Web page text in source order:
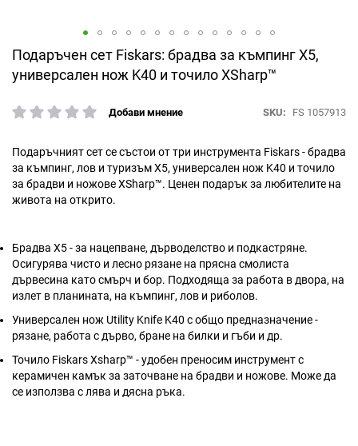
Подаръчен сет Fiskars: брадва за къмпинг X5,
универсален нож K40 и точило XSharp™
рейтинг:
Добави мнение SKU FS 1057913
Подаръчният сет се състои от три инструмента Fiskars - брадва
за къмпинг, лов и туризъм X5, универсален нож K40 и точило
за брадви и ножове XSharp™. Ценен подарък за любителите на
живота на открито.
Брадва X5 - за нацепване, дърводелство и подкастряне.
Осигурява чисто и лесно рязане на прясна смолиста
дървесина като смърч и бор. Подходяща за работа в двора, на
излет в планината, на къмпинг, лов и риболов.
Универсален нож Utility Knife K40 с общо предназначение -
рязане, работа с дърво, бране на билки и гъби и др.
Точило Fiskars Xsharp™ - удобен преносим инструмент с
керамичен камък за заточване на брадви и ножове. Може да
се използва с лява и дясна ръка.
Преминете
началото
галерия
снимки